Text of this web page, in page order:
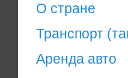
О стране
Транспорт
Аренда авто